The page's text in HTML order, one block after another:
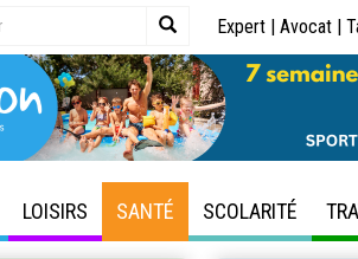
Expert | Avocat |
LOISIRS SANTÉ SCOLARITÉ